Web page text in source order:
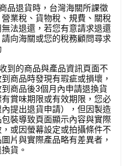
品退貨時，台灣海關所課徵
業稅、貨物稅、規費、關稅
法退還，若您有意請求退還
向海關或您的稅務顧問尋求
到的商品與產品資訊頁面不
商品時發現有瑕疵或損壞，
商品後3個月內申請退換貨
有賞味期限或有效期限，您必
提出退貨申請），但因製造
裝導致頁面顯示內容與實際
或因螢幕設定或拍攝條件不
片與實際產品略有差異者，
貨。